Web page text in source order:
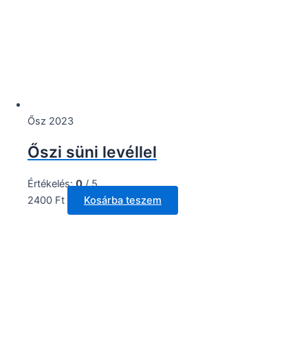
Ősz 2023
Őszi süni levéllel
Értékelés:0/ 5
2400 Ft Kosárba teszem